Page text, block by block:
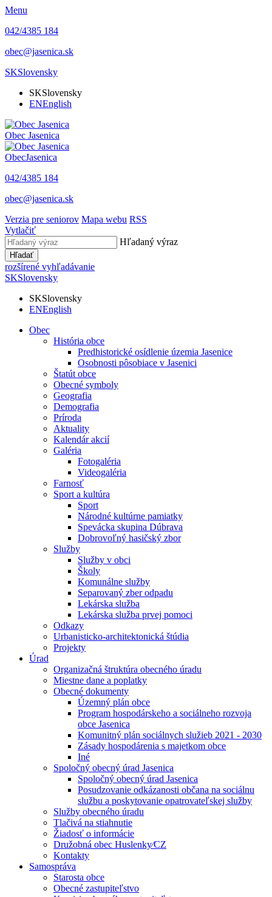
Menu
042/4385 184
obec@jasenica.sk
SKSlovensky
SKSlovensky
ENEnglish
Obec Jasenica
ObecJasenica
042/4385 184
obec@jasenica.sk
Verzia pre seniorov Mapa webu RSS
Vytlačiť
Hľadaný výraz
Hľadať
rozšírené vyhľadávanie
SKSlovensky
SKSlovensky
ENEnglish
Obec
História obce
Predhistorické osídlenie územia Jasenice
Osobnosti pôsobiace v Jasenici
Štatút obce
Obecné symboly
Geografia
Demografia
Príroda
Aktuality
Kalendár akcií
Galéria
Fotogaléria
Videogaléria
Farnosť
Sport a kultúra
Sport
Národné kultúrne pamiatky
Spevácka skupina Dúbrava
Dobrovoľný hasičský zbor
Služby
Služby v obci
Školy
Komunálne služby
Separovaný zber odpadu
Lekárska služba
Lekárska služba prvej pomoci
Odkazy
Urbanisticko-architektonická štúdia
Projekty
Úrad
Organizačná štruktúra obecného úradu
Miestne dane a poplatky
Obecné dokumenty
Územný plán obce
Program hospodárskeho a sociálneho rozvoja
obce Jasenica
Komunitný plán sociálnych služieb 2021 - 2030
Zásady hospodárenia s majetkom obce
Iné
Spoločný obecný úrad Jasenica
Spoločný obecný úrad Jasenica
Posudzovanie odkázanosti občana na sociálnu
službu a poskytovanie opatrovateľskej služby
Služby obecného úradu
Tlačivá na stiahnutie
Žiadosť o informácie
Družobná obec Huslenky⁄CZ
Kontakty
Samospráva
Starosta obce
Obecné zastupiteľstvo